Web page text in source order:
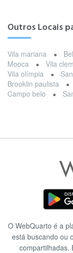
Outros Locais
Vila mariana
Mooca
Vila
Vila olímpia
Brooklin paulista
Campo belo
O WebQuarto é a
está buscando ou
compartilhadas.